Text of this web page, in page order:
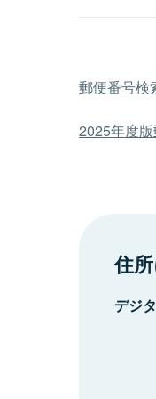
郵便番号検
2025年度
住
デジ